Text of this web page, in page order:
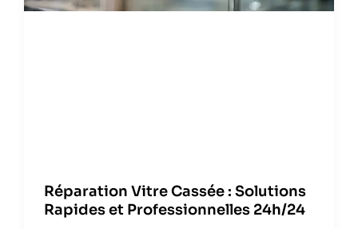
Réparation Vitre Cassée : Solutions
Rapides et Professionnelles 24h/24